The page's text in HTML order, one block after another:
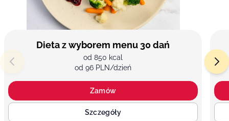
Dieta z wyborem menu 30 dań
od 850 kcal
od 96 PLN/dzień
Zamów
Szczegóły